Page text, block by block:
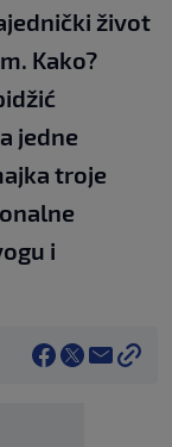
život
Kako?
jedne
troje
i